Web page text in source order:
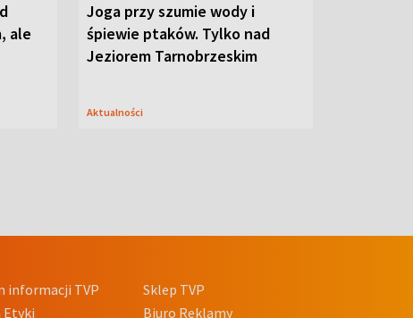
ale
Joga przy szumie wody i
śpiewie ptaków. Tylko nad
Jeziorem Tarnobrzeskim
Aktualności
informacji TVP
Etyki
Sklep TVP
Biuro Reklamy